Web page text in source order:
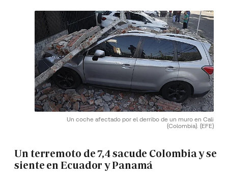
Un coche afectado por el derribo de un muro en Cali
(Colombia). (EFE)
Un terremoto de 7,4 sacude Colombia y se
siente en Ecuador y Panamá